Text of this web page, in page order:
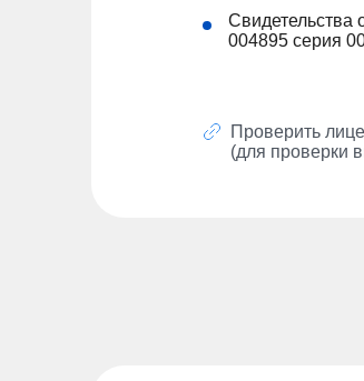
Cвидетельства
004895 серия
Проверить
(для проверки